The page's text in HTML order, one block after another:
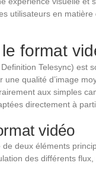
utilisateurs en matière
format
Telesync) est
une qualité d’image
aux simples
directement à
vidéo
deux éléments
des différents